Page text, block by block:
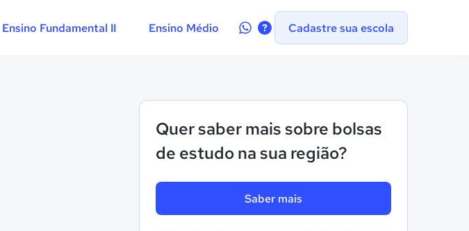
Ensino Fundamental II Ensino Médio
Contate-Cadastre sua escola
Quer saber mais sobre bolsas
de estudo na sua região?
Saber mais